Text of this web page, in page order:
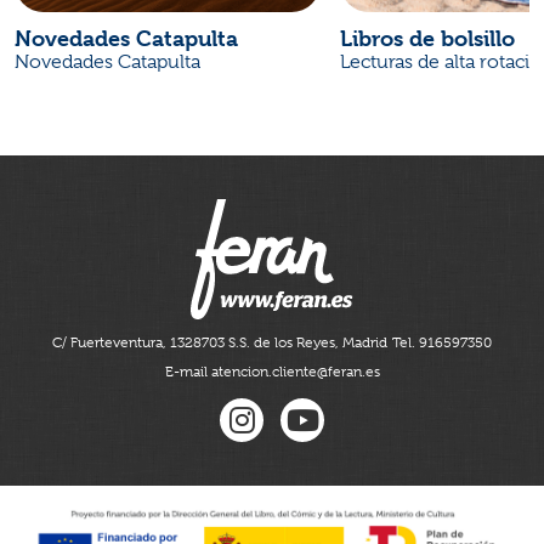
Novedades Catapulta
Novedades Catapulta
Libros de bolsillo
Lecturas de alta
C/ Fuerteventura, 1328703 S.S. de los Reyes, Madrid Tel. 916597350
E-mail atencion.cliente@feran.es